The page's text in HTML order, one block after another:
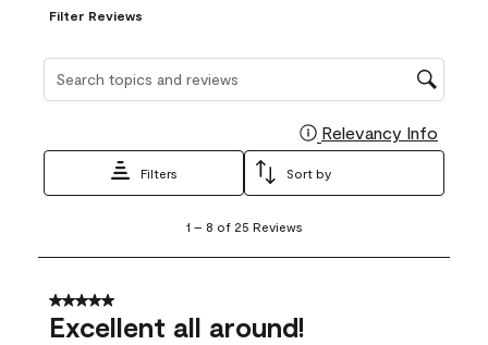
Filter Reviews
Relevancy Info
Filters Sort by
8
25
Reviews
1 – 8 of 25 Reviews
5 out of 5 stars.
Excellent all around!